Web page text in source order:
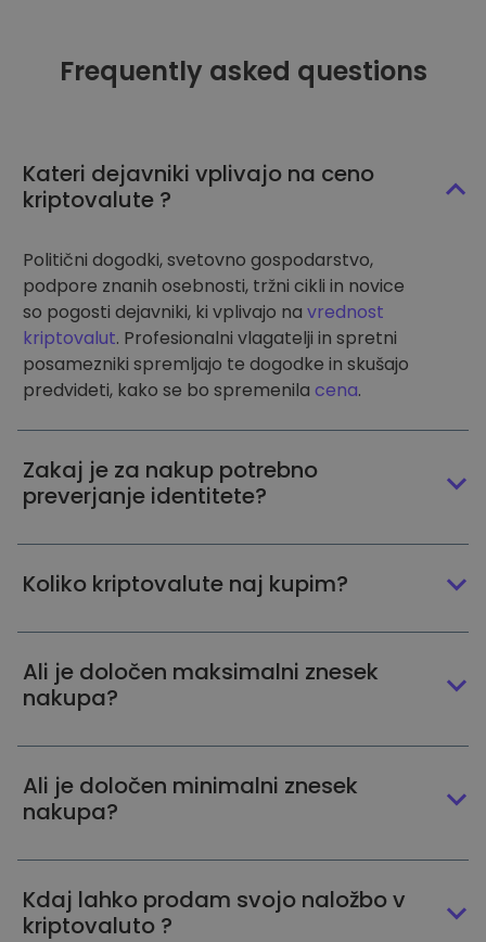
Frequently asked questions
Kateri dejavniki vplivajo na ceno
kriptovalute ?
Politični dogodki, svetovno gospodarstvo,
podpore znanih osebnosti, tržni cikli in novice
so pogosti dejavniki, ki vplivajo na vrednost
kriptovalut. Profesionalni vlagatelji in spretni
posamezniki spremljajo te dogodke in skušajo
predvideti, kako se bo spremenila cena.
Zakaj je za nakup potrebno
preverjanje identitete?
Koliko kriptovalute naj kupim?
Ali je določen maksimalni znesek
nakupa?
Ali je določen minimalni znesek
nakupa?
Kdaj lahko prodam svojo naložbo v
kriptovaluto ?